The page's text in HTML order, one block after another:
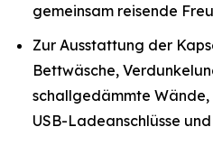
gemeinsam reisende
Zur Ausstattung der
Bettwäsche,
schallgedämmte
USB-Ladeanschlüsse